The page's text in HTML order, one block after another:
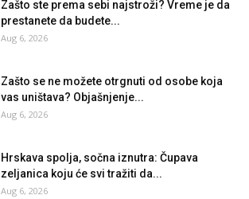
Zašto ste prema sebi najstroži? Vreme je da
prestanete da budete...
Aug 6, 2026
Zašto se ne možete otrgnuti od osobe koja
vas uništava? Objašnjenje...
Aug 6, 2026
Hrskava spolja, sočna iznutra: Čupava
zeljanica koju će svi tražiti da...
Aug 6, 2026